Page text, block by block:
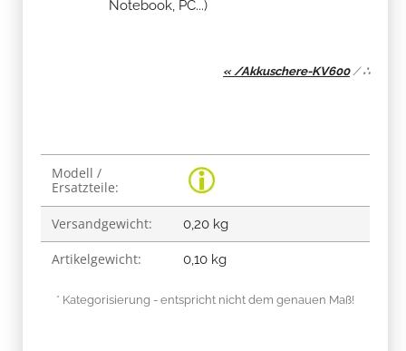
Notebook, PC...)
« /Akkuschere-KV600/∴
Produkteigenschaft
Wert
Modell /
Ersatzteile:
Versandgewicht: 0,20 kg
Artikelgewicht: 0,10 kg
* Kategorisierung - entspricht nicht dem genauen Maß!